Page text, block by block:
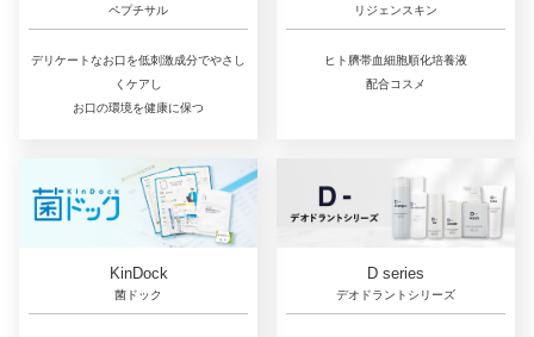
ペプチサル
デリケートなお口を低刺激成分でやさし
くケアし
お口の環境を健康に保つ
リジェンスキン
ヒト臍帯血細胞順化培養液
配合コスメ
KinDock
菌ドック
D series
デオドラントシリーズ